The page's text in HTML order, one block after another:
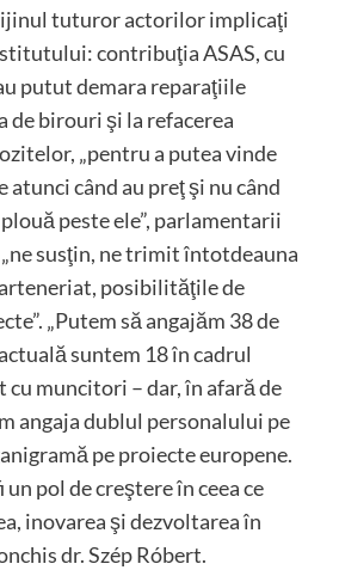
tuturor actorilor implicaţi
contribuţia ASAS, cu
putut demara reparaţiile
de birouri şi la refacerea
„pentru a putea vinde
atunci când au preţ şi nu când
peste ele”, parlamentarii
susţin, ne trimit întotdeauna
posibilităţile de
„Putem să angajăm 38 de
suntem 18 în cadrul
muncitori – dar, în afară de
angaja dublul personalului pe
pe proiecte europene.
pol de creştere în ceea ce
inovarea şi dezvoltarea în
dr. Szép Róbert.